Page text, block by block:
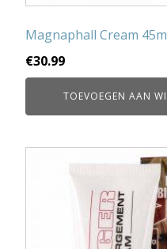
Magnaphall Cream
€30.99
TOEVOEGEN AAN